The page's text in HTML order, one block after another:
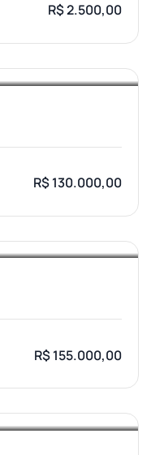
R$ 2.500,00
R$ 130.000,00
R$ 155.000,00